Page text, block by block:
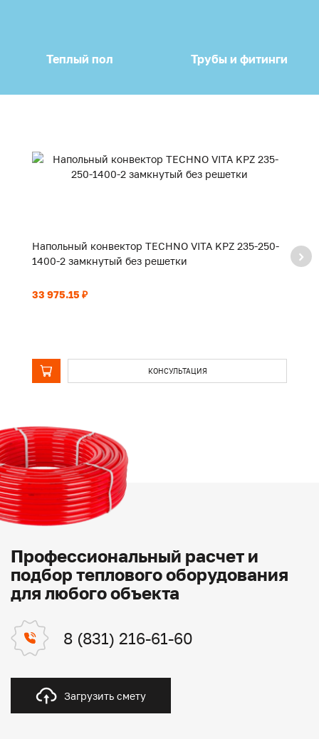
Теплый пол Трубы и фитинги
Напольный конвектор TECHNO VITA KPZ 235-250-
1400-2 замкнутый без решетки
33 975.15 ₽
КОНСУЛЬТАЦИЯ
Профессиональный расчет и
подбор теплового оборудования
для любого объекта
8 (831) 216-61-60
Загрузить смету